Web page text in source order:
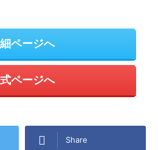
ページへ
ページへ
Share